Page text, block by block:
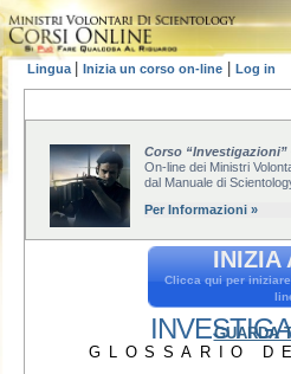
Lingua Inizia un corso on-line Log in
Corso “Investigazioni”
On-line dei Ministri
dal Manuale di
Per Informazioni »
INIZIA
Clicca qui per
GUARDA
GLOSSARIO